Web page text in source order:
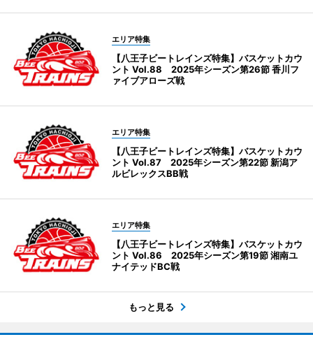
エリア特集
【八王子ビートレインズ特集】バスケットカウ
ント Vol.88 2025年シーズン第26節 香川フ
ァイブアローズ戦
エリア特集
【八王子ビートレインズ特集】バスケットカウ
ント Vol.87 2025年シーズン第22節 新潟ア
ルビレックスBB戦
エリア特集
【八王子ビートレインズ特集】バスケットカウ
ント Vol.86 2025年シーズン第19節 湘南ユ
ナイテッドBC戦
もっと見る